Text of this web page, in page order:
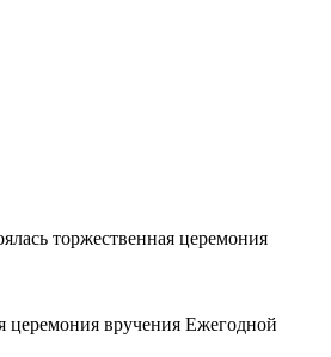
торжественная церемония
церемония вручения Ежегодной